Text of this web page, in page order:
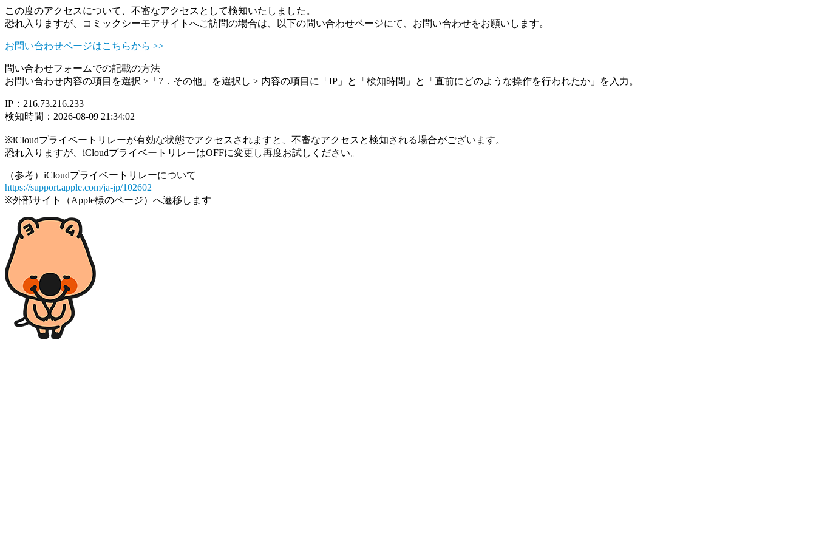
この度のアクセスについて、不審なアクセスとして検知いたしました。
恐れ入りますが、コミックシーモアサイトへご訪問の場合は、以下の問い合わせページにて、お問い合わせをお願いします。
お問い合わせページはこちらから >>
問い合わせフォームでの記載の方法
お問い合わせ内容の項目を選択 >「7．その他」を選択し > 内容の項目に「IP」と「検知時間」と「直前にどのような操作を行われたか」を入力。
IP：216.73.216.233
検知時間：2026-08-09 21:34:02
※iCloudプライベートリレーが有効な状態でアクセスされますと、不審なアクセスと検知される場合がございます。
恐れ入りますが、iCloudプライベートリレーはOFFに変更し再度お試しください。
（参考）iCloudプライベートリレーについて
https://support.apple.com/ja-jp/102602
※外部サイト（Apple様のページ）へ遷移します